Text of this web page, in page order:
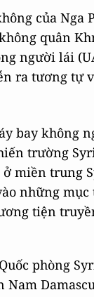
của Nga
quân
người lái
ra tương tự
bay không
trường
miền trung
những
tiện
phòng